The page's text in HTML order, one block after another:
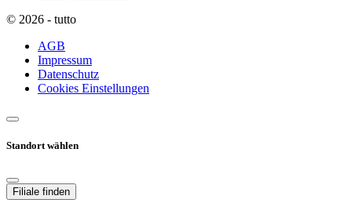
© 2026 - tutto
AGB
Impressum
Datenschutz
Cookies Einstellungen
Standort wählen
Filiale finden